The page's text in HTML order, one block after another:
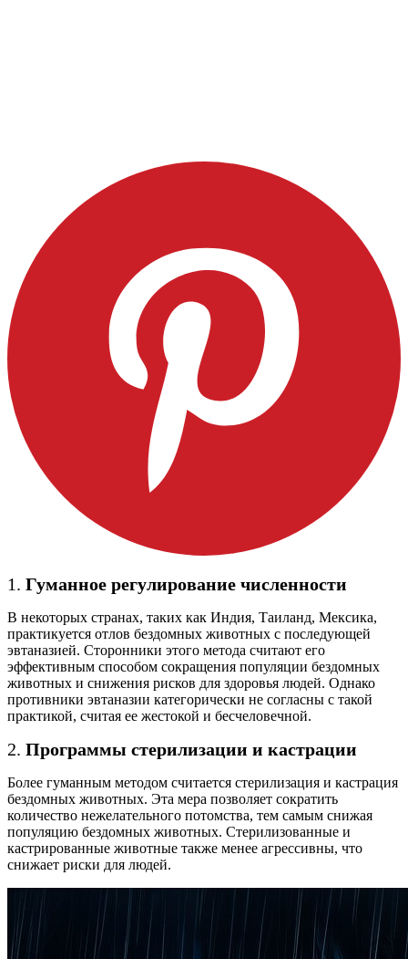
1. Гуманное регулирование численности
В некоторых странах, таких как Индия, Таиланд, Мексика,
практикуется отлов бездомных животных с последующей
эвтаназией. Сторонники этого метода считают его
эффективным способом сокращения популяции бездомных
животных и снижения рисков для здоровья людей. Однако
противники эвтаназии категорически не согласны с такой
практикой, считая ее жестокой и бесчеловечной.
2. Программы стерилизации и кастрации
Более гуманным методом считается стерилизация и кастрация
бездомных животных. Эта мера позволяет сократить
количество нежелательного потомства, тем самым снижая
популяцию бездомных животных. Стерилизованные и
кастрированные животные также менее агрессивны, что
снижает риски для людей.